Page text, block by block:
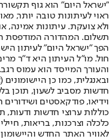
"ישראל היום" הוא גוף
ראוי לעיתונות טובה יותר,
ולא צועקת. עיתונות אמינה,
הפך "ישראל היום" לעיתון
חול. מו"ל העיתון היא ד"ר
והעורך המייסד הוא עמוס
חדשות מסביב לשעון, תוכן
וידיאו, פודקאסטים
כוללות ערוצי חדשות ודעות,
לאוויר האתר החדש